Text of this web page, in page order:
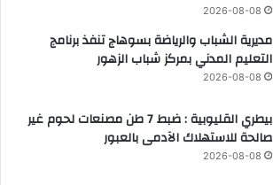
2026-08-08
مديرية الشباب والرياضة بسوهاج تنفذ برنامج
التعليم المدني بمركز شباب الزهور
2026-08-08
بيطري القليوبية : ضبط 7 طن مصنعات لحوم غير
صالحة للاستهلاك الآدمى بالعبور
2026-08-08